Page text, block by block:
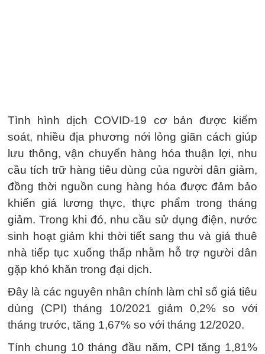
Tình hình dịch COVID-19 cơ bản được kiểm
soát, nhiều địa phương nới lỏng giãn cách giúp
lưu thông, vận chuyển hàng hóa thuận lợi, nhu
cầu tích trữ hàng tiêu dùng của người dân giảm,
đồng thời nguồn cung hàng hóa được đảm bảo
khiến giá lương thực, thực phẩm trong tháng
giảm. Trong khi đó, nhu cầu sử dụng điện, nước
sinh hoạt giảm khi thời tiết sang thu và giá thuê
nhà tiếp tục xuống thấp nhằm hỗ trợ người dân
gặp khó khăn trong đại dịch.
Đây là các nguyên nhân chính làm chỉ số giá tiêu
dùng (CPI) tháng 10/2021 giảm 0,2% so với
tháng trước, tăng 1,67% so với tháng 12/2020.
Tính chung 10 tháng đầu năm, CPI tăng 1,81%